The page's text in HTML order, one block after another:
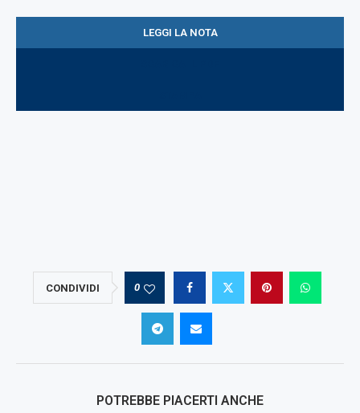
LEGGI LA NOTA
CONDIVIDI 0
POTREBBE PIACERTI ANCHE